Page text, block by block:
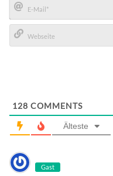
E-
Mail*
128 COMMENTS
Älteste
Gast